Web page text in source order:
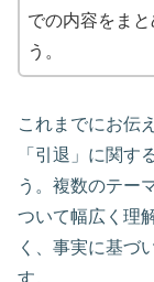
での内容をま
う。
これまでにお伝
「引退」に関す
う。複数のテー
ついて幅広く理
く、事実に基づ
す。